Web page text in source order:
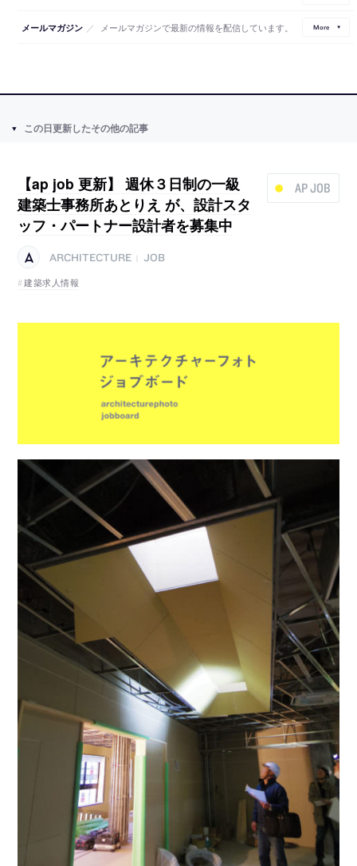
メールマガジン ／ メールマガジンで最新の情報を配信しています。 More
この日更新したその他の記事
AP JOB
【ap job 更新】 週休３日制の一級
建築士事務所あとりえ が、設計スタ
ッフ・パートナー設計者を募集中
ARCHITECTURE
JOB
建築求人情報